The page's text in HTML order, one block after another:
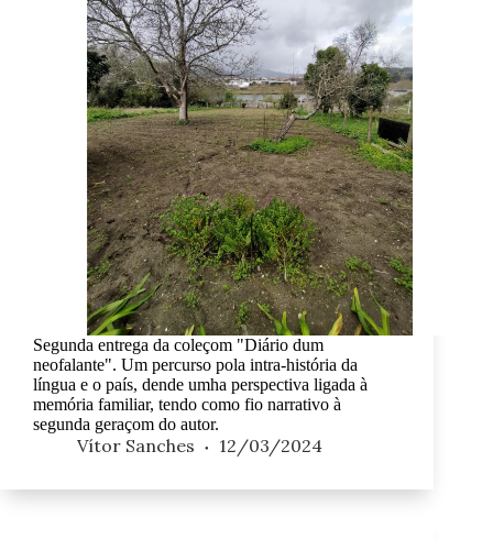
Segunda entrega da coleçom "Diário dum
neofalante". Um percurso pola intra-história da
língua e o país, dende umha perspectiva ligada à
memória familiar, tendo como fio narrativo à
segunda geraçom do autor.
Vítor Sanches 12/03/2024